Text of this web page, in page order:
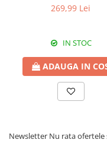
269,99 Lei
IN STOC
ADAUGA IN
Newsletter Nu rata